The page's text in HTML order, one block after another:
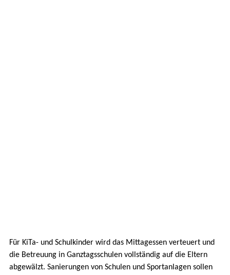
Für KiTa- und Schulkinder wird das Mittagessen verteuert und
die Betreuung in Ganztagsschulen vollständig auf die Eltern
abgewälzt. Sanierungen von Schulen und Sportanlagen sollen